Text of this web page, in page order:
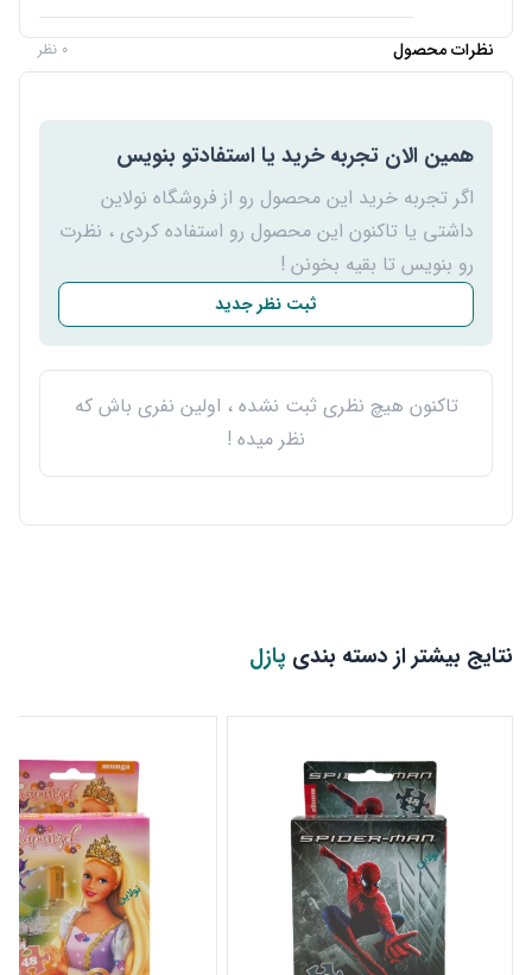
نظرات محصول 0 نظر
همین الان تجربه خرید یا استفادتو بنویس
اگر تجربه خرید این محصول رو از فروشگاه نولاین
داشتی یا تاکنون این محصول رو استفاده کردی ، نظرت
رو بنویس تا بقیه بخونن !
ثبت نظر جدید
تاکنون هیچ نظری ثبت نشده ، اولین نفری باش که
نظر میده !
نتایج بیشتر از دسته بندی پازل